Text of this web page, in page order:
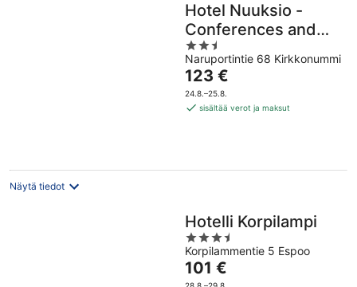
Hotel Nuuksio -
Conferences and
events
2.5
out
of
5
Naruportintie 68 Kirkkonummi
Hinta
on
123 €
123 €
24.8.–25.8.
sisältää verot ja maksut
Näytä tiedot
Hotelli Korpilampi
3.5
out
of
Korpilammentie 5 Espoo
Hinta
on
101 €